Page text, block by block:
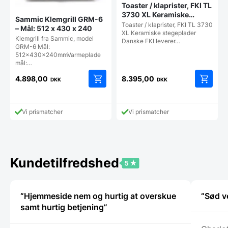
Sammic Klemgrill GRM-6
– Mål: 512 x 430 x 240
Klemgrill fra Sammic, model
GRM-6 Mål:
512x430x240mmVarmeplade
mål:…
4.898,00 DKK
Vi prismatcher
Toaster / klaprister, FKI TL
3730 XL Keramiske
stegeplader
Toaster / klaprister, FKI TL 3730
XL Keramiske stegeplader
Danske FKI leverer…
8.395,00 DKK
Vi prismatcher
Kundetilfredshed
“Hjemmeside nem og hurtig at overskue
samt hurtig betjening”
“Sød